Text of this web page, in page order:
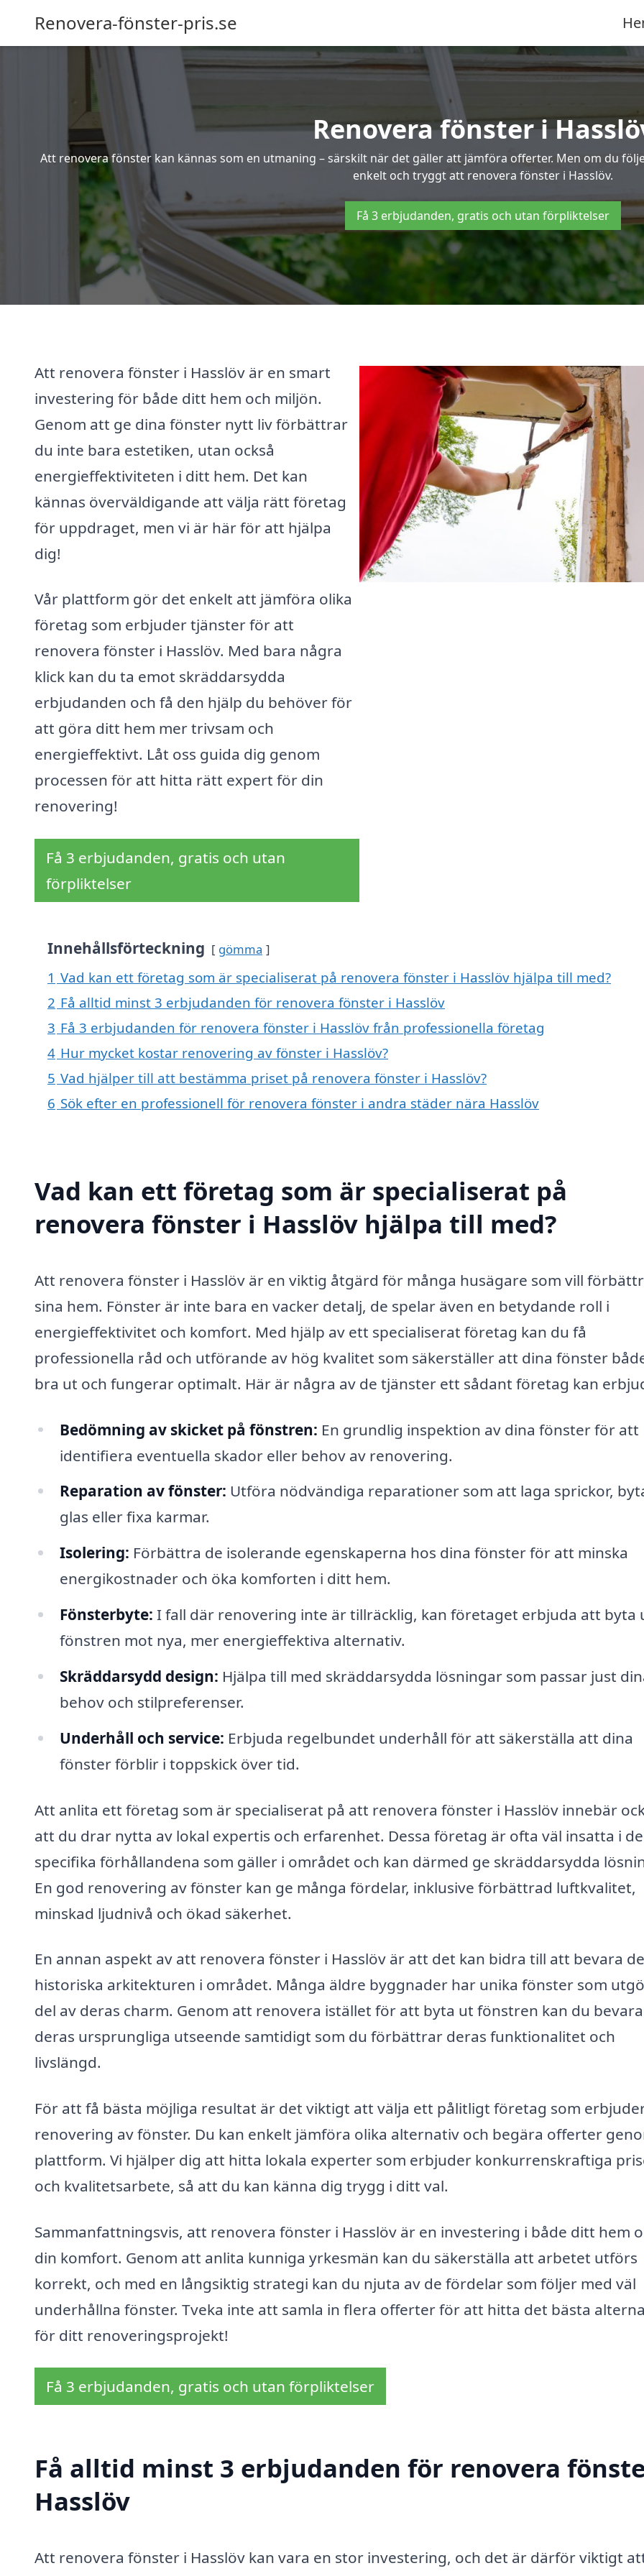
Renovera-fönster-pris.se
Renovera fönster i
Att renovera fönster kan kännas som en utmaning – särskilt när det gäller att jämföra offerter. Men om du
enkelt och tryggt att renovera fönster i Hasslöv.
Få 3 erbjudanden, gratis och utan förpliktelser
Att renovera fönster i Hasslöv är en smart
investering för både ditt hem och miljön.
Genom att ge dina fönster nytt liv förbättrar
du inte bara estetiken, utan också
energieffektiviteten i ditt hem. Det kan
kännas överväldigande att välja rätt företag
för uppdraget, men vi är här för att hjälpa
dig!
Vår plattform gör det enkelt att jämföra olika
företag som erbjuder tjänster för att
renovera fönster i Hasslöv. Med bara några
klick kan du ta emot skräddarsydda
erbjudanden och få den hjälp du behöver för
att göra ditt hem mer trivsam och
energieffektivt. Låt oss guida dig genom
processen för att hitta rätt expert för din
renovering!
Få 3 erbjudanden, gratis och utan
förpliktelser
Innehållsförteckning gömma
1 Vad kan ett företag som är specialiserat på renovera fönster i Hasslöv hjälpa till med?
2 Få alltid minst 3 erbjudanden för renovera fönster i Hasslöv
3 Få 3 erbjudanden för renovera fönster i Hasslöv från professionella företag
4 Hur mycket kostar renovering av fönster i Hasslöv?
5 Vad hjälper till att bestämma priset på renovera fönster i Hasslöv?
6 Sök efter en professionell för renovera fönster i andra städer nära Hasslöv
Vad kan ett företag som är specialiserat på
renovera fönster i Hasslöv hjälpa till med?
Att renovera fönster i Hasslöv är en viktig åtgärd för många husägare som vill
sina hem. Fönster är inte bara en vacker detalj, de spelar även en betydande roll i
energieffektivitet och komfort. Med hjälp av ett specialiserat företag kan du få
professionella råd och utförande av hög kvalitet som säkerställer att dina fönster
bra ut och fungerar optimalt. Här är några av de tjänster ett sådant företag kan
Bedömning av skicket på fönstren: En grundlig inspektion av dina fönster för att
identifiera eventuella skador eller behov av renovering.
Reparation av fönster: Utföra nödvändiga reparationer som att laga sprickor,
glas eller fixa karmar.
Isolering: Förbättra de isolerande egenskaperna hos dina fönster för att minska
energikostnader och öka komforten i ditt hem.
Fönsterbyte: I fall där renovering inte är tillräcklig, kan företaget erbjuda att byta
fönstren mot nya, mer energieffektiva alternativ.
Skräddarsydd design: Hjälpa till med skräddarsydda lösningar som passar just
behov och stilpreferenser.
Underhåll och service: Erbjuda regelbundet underhåll för att säkerställa att dina
fönster förblir i toppskick över tid.
Att anlita ett företag som är specialiserat på att renovera fönster i Hasslöv innebär
att du drar nytta av lokal expertis och erfarenhet. Dessa företag är ofta väl insatta i de
specifika förhållandena som gäller i området och kan därmed ge skräddarsydda
En god renovering av fönster kan ge många fördelar, inklusive förbättrad luftkvalitet,
minskad ljudnivå och ökad säkerhet.
En annan aspekt av att renovera fönster i Hasslöv är att det kan bidra till att bevara
historiska arkitekturen i området. Många äldre byggnader har unika fönster som
del av deras charm. Genom att renovera istället för att byta ut fönstren kan du bevara
deras ursprungliga utseende samtidigt som du förbättrar deras funktionalitet och
livslängd.
För att få bästa möjliga resultat är det viktigt att välja ett pålitligt företag som
renovering av fönster. Du kan enkelt jämföra olika alternativ och begära offerter
plattform. Vi hjälper dig att hitta lokala experter som erbjuder konkurrenskraftiga
och kvalitetsarbete, så att du kan känna dig trygg i ditt val.
Sammanfattningsvis, att renovera fönster i Hasslöv är en investering i både ditt hem
din komfort. Genom att anlita kunniga yrkesmän kan du säkerställa att arbetet utförs
korrekt, och med en långsiktig strategi kan du njuta av de fördelar som följer med väl
underhållna fönster. Tveka inte att samla in flera offerter för att hitta det bästa
för ditt renoveringsprojekt!
Få 3 erbjudanden, gratis och utan förpliktelser
Få alltid minst 3 erbjudanden för renovera
Hasslöv
Att renovera fönster i Hasslöv kan vara en stor investering, och det är därför viktigt